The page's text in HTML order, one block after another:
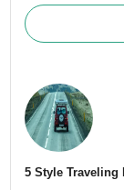
5 Style Traveling